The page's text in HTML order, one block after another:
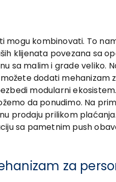
mogu kombinovati. To
klijenata povezana sa
sa malim i grade veliko.
dodati mehanizam
modularni
da ponudimo. Na
prodaju prilikom
sa pametnim push
za